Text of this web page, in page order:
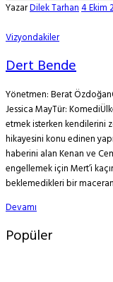
YazarDilek Tarhan4 Ekim
Vizyondakiler
Dert Bende
Yönetmen: Berat
Jessica MayTür:
etmek isterken kendilerini
hikayesini konu edinen
haberini alan Kenan ve
engellemek için Mert’i
beklemedikleri bir
Devamı
Popüler